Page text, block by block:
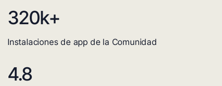
320k+
Instalaciones de app de la Comunidad
4.8